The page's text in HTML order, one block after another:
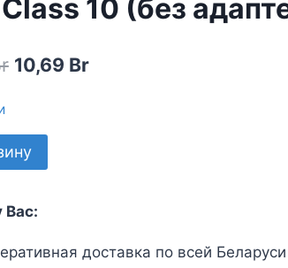
10 (без
Первоначальная
11,44 Br.
10,69 BrТекущая
Вас:
доставка по всей